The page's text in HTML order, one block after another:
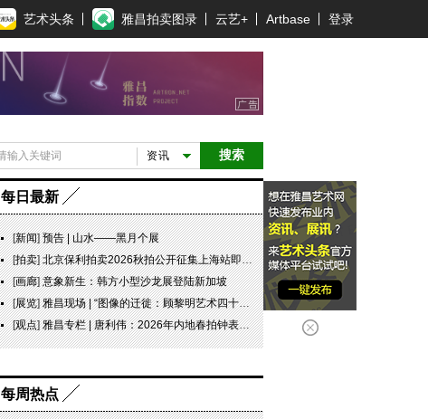
艺术头条 雅昌拍卖图录 云艺+ Artbase 登录
搜索
资讯
每日最新
[新闻]预告 | 山水——黑月个展
[拍卖]北京保利拍卖2026秋拍公开征集上海站即将启幕，中国古董珍玩部邀您携珍叙谊
[画廊]意象新生：韩方小型沙龙展登陆新加坡
[展览]雅昌现场 | “图像的迁徙：顾黎明艺术四十年” 一场回望与再出发
[观点]雅昌专栏 | 唐利伟：2026年内地春拍钟表市场观察 赛道重构、圈层分化与收藏逻辑迭代
每周热点